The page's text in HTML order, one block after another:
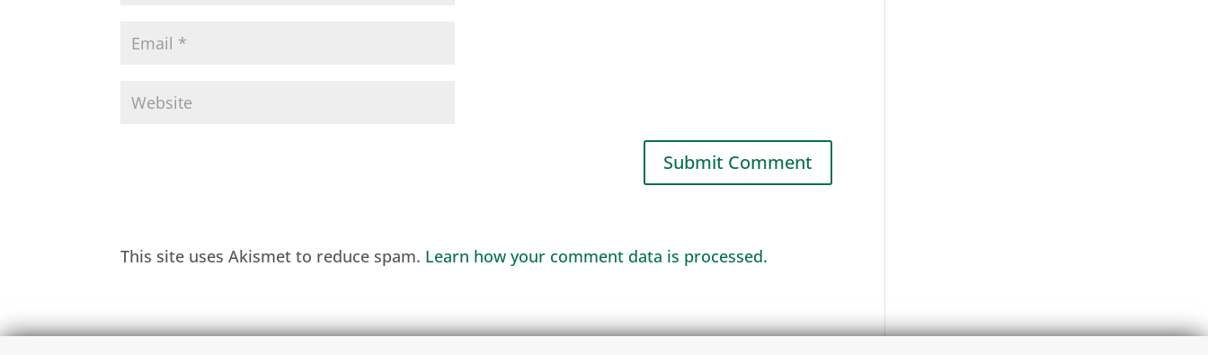
This site uses Akismet to reduce spam. Learn how your comment data is processed.